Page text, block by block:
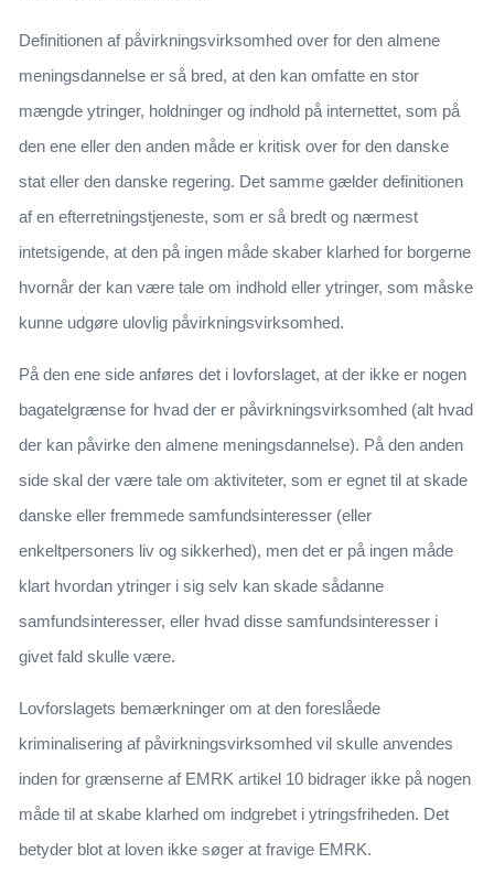
Definitionen af påvirkningsvirksomhed over for den almene
meningsdannelse er så bred, at den kan omfatte en stor
mængde ytringer, holdninger og indhold på internettet, som på
den ene eller den anden måde er kritisk over for den danske
stat eller den danske regering. Det samme gælder definitionen
af en efterretningstjeneste, som er så bredt og nærmest
intetsigende, at den på ingen måde skaber klarhed for borgerne
hvornår der kan være tale om indhold eller ytringer, som måske
kunne udgøre ulovlig påvirkningsvirksomhed.
På den ene side anføres det i lovforslaget, at der ikke er nogen
bagatelgrænse for hvad der er påvirkningsvirksomhed (alt hvad
der kan påvirke den almene meningsdannelse). På den anden
side skal der være tale om aktiviteter, som er egnet til at skade
danske eller fremmede samfundsinteresser (eller
enkeltpersoners liv og sikkerhed), men det er på ingen måde
klart hvordan ytringer i sig selv kan skade sådanne
samfundsinteresser, eller hvad disse samfundsinteresser i
givet fald skulle være.
Lovforslagets bemærkninger om at den foreslåede
kriminalisering af påvirkningsvirksomhed vil skulle anvendes
inden for grænserne af EMRK artikel 10 bidrager ikke på nogen
måde til at skabe klarhed om indgrebet i ytringsfriheden. Det
betyder blot at loven ikke søger at fravige EMRK.